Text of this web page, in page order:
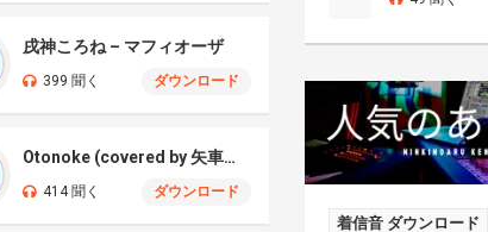
戌神ころね – マフィオーザ
399 聞く ダウンロード
Otonoke (covered by 矢車りね)
414 聞く ダウンロード
着信音 ダウンロード